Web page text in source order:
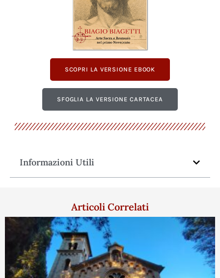
SCOPRI LA VERSIONE EBOOK
SFOGLIA LA VERSIONE CARTACEA
Informazioni Utili
Articoli Correlati